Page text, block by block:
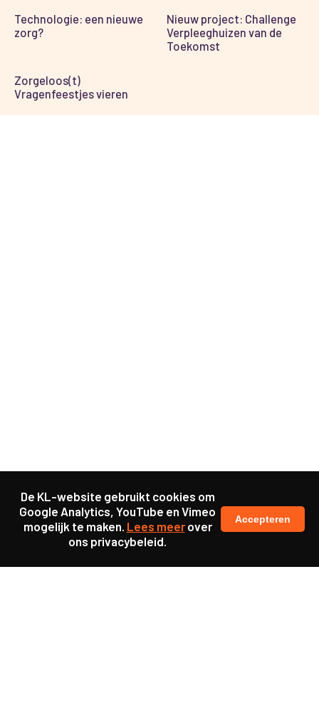
Technologie: een nieuwe
zorg?
Nieuw project: Challenge
Verpleeghuizen van de
Toekomst
Zorgeloos(t)
Vragenfeestjes vieren
De KL-website gebruikt cookies om
Google Analytics, YouTube en Vimeo
mogelijk te maken. Lees meerover
ons privacybeleid.
Accepteren